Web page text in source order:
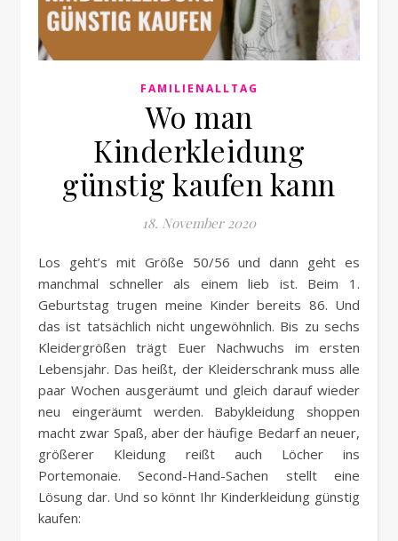
FAMILIENALLTAG
Wo man
Kinderkleidung
günstig kaufen kann
18. November 2020
Los geht’s mit Größe 50/56 und dann geht es
manchmal schneller als einem lieb ist. Beim 1.
Geburtstag trugen meine Kinder bereits 86. Und
das ist tatsächlich nicht ungewöhnlich. Bis zu sechs
Kleidergrößen trägt Euer Nachwuchs im ersten
Lebensjahr. Das heißt, der Kleiderschrank muss alle
paar Wochen ausgeräumt und gleich darauf wieder
neu eingeräumt werden. Babykleidung shoppen
macht zwar Spaß, aber der häufige Bedarf an neuer,
größerer Kleidung reißt auch Löcher ins
Portemonaie. Second-Hand-Sachen stellt eine
Lösung dar. Und so könnt Ihr Kinderkleidung günstig
kaufen: